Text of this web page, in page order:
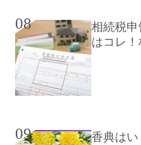
08
相続税申
はコレ
09
香典は